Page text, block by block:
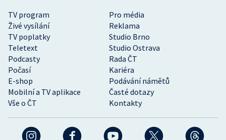
TV program
Pro média
Živé vysílání
Reklama
TV poplatky
Studio Brno
Teletext
Studio Ostrava
Podcasty
Rada ČT
Počasí
Kariéra
E-shop
Podávání námětů
Mobilní a TV aplikace
Časté dotazy
Vše o ČT
Kontakty